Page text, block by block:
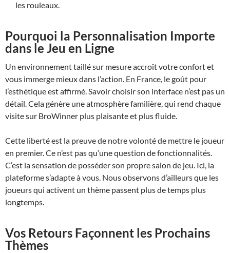
les rouleaux.
Pourquoi la Personnalisation Importe
dans le Jeu en Ligne
Un environnement taillé sur mesure accroît votre confort et
vous immerge mieux dans l’action. En France, le goût pour
l’esthétique est affirmé. Savoir choisir son interface n’est pas un
détail. Cela génère une atmosphère familière, qui rend chaque
visite sur BroWinner plus plaisante et plus fluide.
Cette liberté est la preuve de notre volonté de mettre le joueur
en premier. Ce n’est pas qu’une question de fonctionnalités.
C’est la sensation de posséder son propre salon de jeu. Ici, la
plateforme s’adapte à vous. Nous observons d’ailleurs que les
joueurs qui activent un thème passent plus de temps plus
longtemps.
Vos Retours Façonnent les Prochains
Thèmes